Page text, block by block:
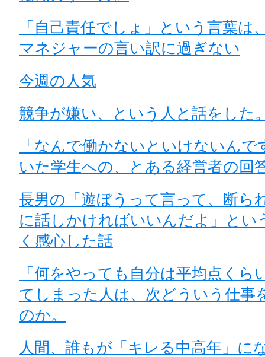
「自己責任でしょ」という言葉は
マネジャーの言い訳に過ぎない
今週の人気
競争が嫌い、という人と話をした
「なんで働かないといけないんで
いた学生への、とある経営者の回
長男の「遊ぼうって言って、断ら
に話しかければいいんだよ」とい
く感心した話
「何をやっても自分は平均点くら
てしまった人は、次どういう仕事
のか。
人間、誰もが「キレる中高年」に